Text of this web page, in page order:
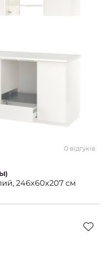
0 відгуків
246x60x207 см